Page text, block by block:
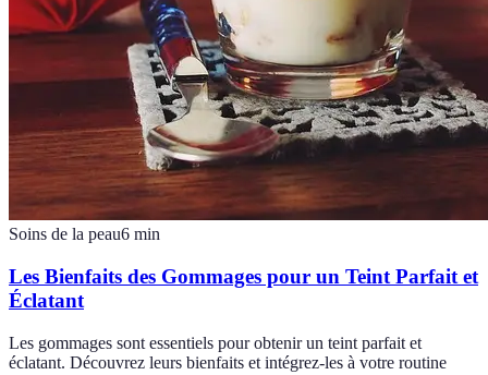
Soins de la peau6 min
Les Bienfaits des Gommages pour un Teint Parfait et
Éclatant
Les gommages sont essentiels pour obtenir un teint parfait et
éclatant. Découvrez leurs bienfaits et intégrez-les à votre routine